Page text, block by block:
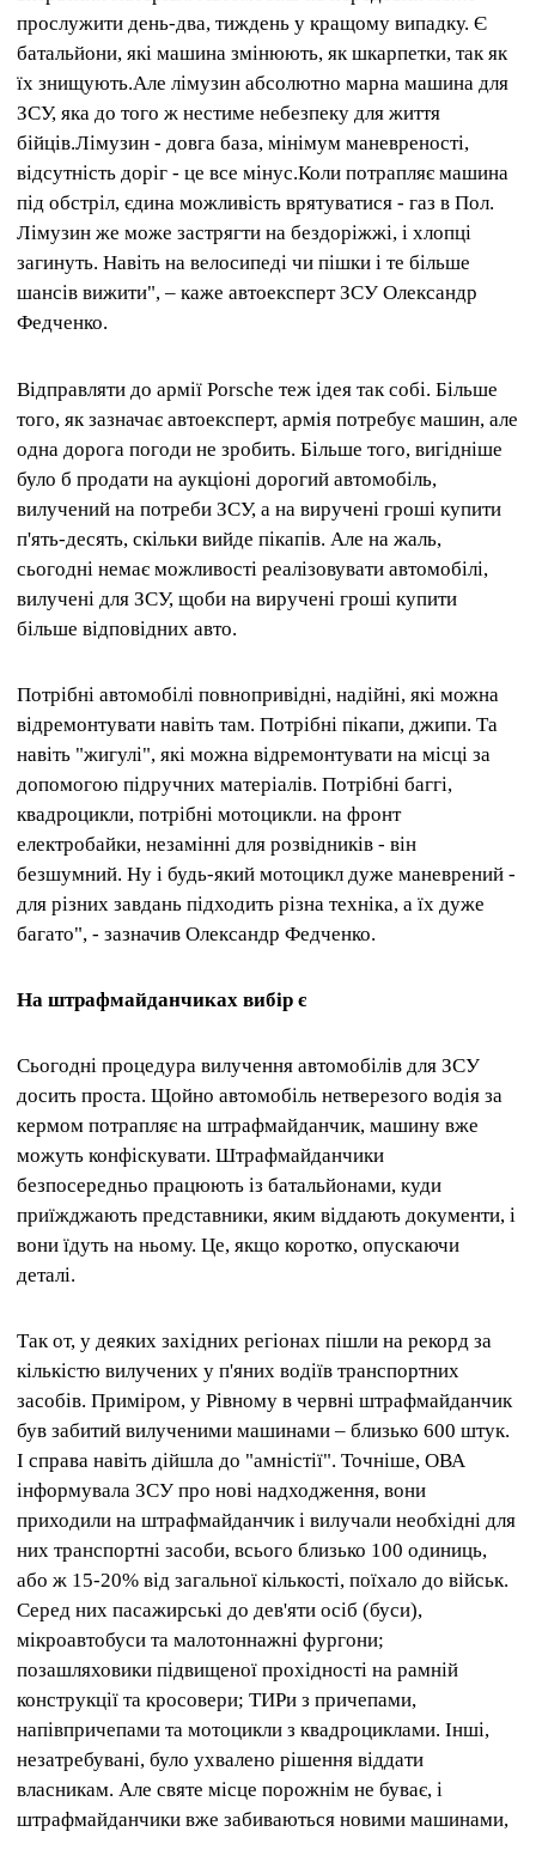
прослужити день-два, тиждень у кращому випадку. Є
батальйони, які машина змінюють, як шкарпетки, так як
їх знищують.Але лімузин абсолютно марна машина для
ЗСУ, яка до того ж нестиме небезпеку для життя
бійців.Лімузин - довга база, мінімум маневреності,
відсутність доріг - це все мінус.Коли потрапляє машина
під обстріл, єдина можливість врятуватися - газ в Пол.
Лімузин же може застрягти на бездоріжжі, і хлопці
загинуть. Навіть на велосипеді чи пішки і те більше
шансів вижити", – каже автоексперт ЗСУ Олександр
Федченко.
Відправляти до армії Porsche теж ідея так собі. Більше
того, як зазначає автоексперт, армія потребує машин, але
одна дорога погоди не зробить. Більше того, вигідніше
було б продати на аукціоні дорогий автомобіль,
вилучений на потреби ЗСУ, а на виручені гроші купити
п'ять-десять, скільки вийде пікапів. Але на жаль,
сьогодні немає можливості реалізовувати автомобілі,
вилучені для ЗСУ, щоби на виручені гроші купити
більше відповідних авто.
Потрібні автомобілі повнопривідні, надійні, які можна
відремонтувати навіть там. Потрібні пікапи, джипи. Та
навіть "жигулі", які можна відремонтувати на місці за
допомогою підручних матеріалів. Потрібні баггі,
квадроцикли, потрібні мотоцикли. на фронт
електробайки, незамінні для розвідників - він
безшумний. Ну і будь-який мотоцикл дуже маневрений -
для різних завдань підходить різна техніка, а їх дуже
багато", - зазначив Олександр Федченко.
На штрафмайданчиках вибір є
Сьогодні процедура вилучення автомобілів для ЗСУ
досить проста. Щойно автомобіль нетверезого водія за
кермом потрапляє на штрафмайданчик, машину вже
можуть конфіскувати. Штрафмайданчики
безпосередньо працюють із батальйонами, куди
приїжджають представники, яким віддають документи, і
вони їдуть на ньому. Це, якщо коротко, опускаючи
деталі.
Так от, у деяких західних регіонах пішли на рекорд за
кількістю вилучених у п'яних водіїв транспортних
засобів. Приміром, у Рівному в червні штрафмайданчик
був забитий вилученими машинами – близько 600 штук.
І справа навіть дійшла до "амністії". Точніше, ОВА
інформувала ЗСУ про нові надходження, вони
приходили на штрафмайданчик і вилучали необхідні для
них транспортні засоби, всього близько 100 одиниць,
або ж 15-20% від загальної кількості, поїхало до військ.
Серед них пасажирські до дев'яти осіб (буси),
мікроавтобуси та малотоннажні фургони;
позашляховики підвищеної прохідності на рамній
конструкції та кросовери; ТИРи з причепами,
напівпричепами та мотоцикли з квадроциклами. Інші,
незатребувані, було ухвалено рішення віддати
власникам. Але святе місце порожнім не буває, і
штрафмайданчики вже забиваються новими машинами,